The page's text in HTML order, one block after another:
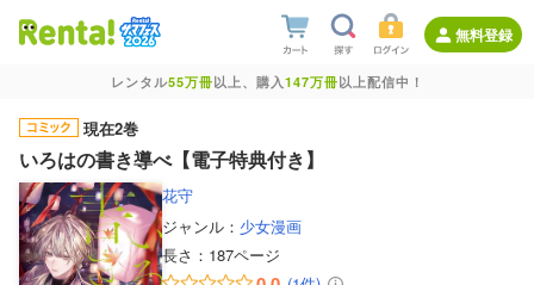
無料登録
レンタル55万冊以上、購入147万冊以上配信中！
現在2巻
いろはの書き導べ【電子特典付き】
花守
ジャンル： 少女漫画
長さ： 187ページ